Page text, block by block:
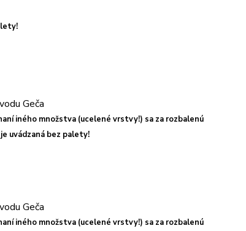
iného množstva (ucelené vrstvy!) sa za rozbalenú
uvádzaná bez palety!
iného množstva (ucelené vrstvy!) sa za rozbalenú